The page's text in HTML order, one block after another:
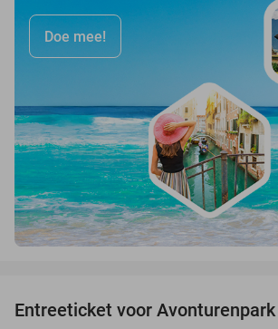
Doe mee!
Entreeticket voor